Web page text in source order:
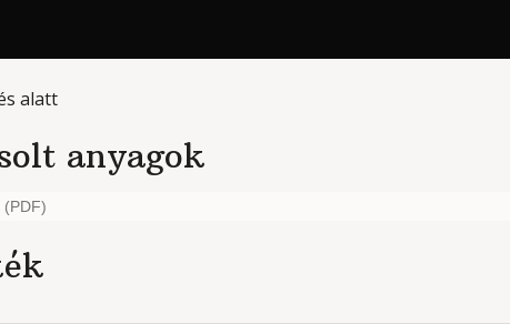
alatt
anyagok
(PDF)